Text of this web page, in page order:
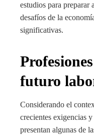
estudios para preparar
desafíos de la
significativas.
futuro
Considerando el
crecientes exigencias
presentan algunas de